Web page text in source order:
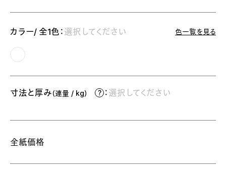
カラー/ 全1色： 選択してください 色一覧を見る
寸法と厚み（連量 / kg） ： 選択してください
全紙価格